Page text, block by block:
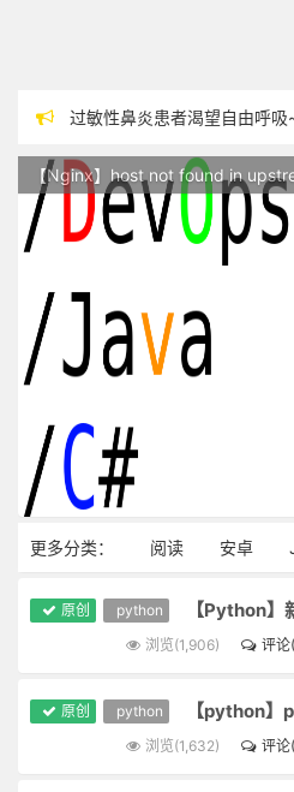
过敏性鼻炎患者渴望自由呼吸
站点随时调整中，如果不能访
反对日本核废水排海
【Nginx】host not found in
更多分类： 阅读 安卓
原创 python
浏览(1,906) 评论
原创 python 【python
浏览(1,632) 评论